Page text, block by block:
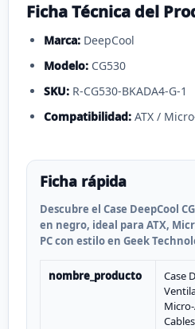
Ficha Técnica del
Marca: DeepCool
Modelo: CG530
SKU: R-CG530-BKADA4-G-1
Compatibilidad: ATX /
Ficha rápida
Descubre el Case DeepCool
en negro, ideal para ATX,
PC con estilo en Geek
nombre_producto
Case